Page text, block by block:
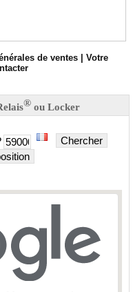
de ventes
Votre
®ou Locker
Chercher